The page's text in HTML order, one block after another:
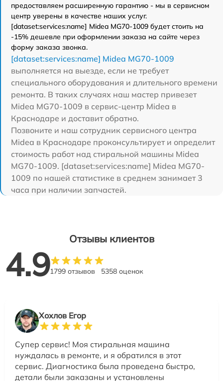
предоставляем расширенную гарантию - мы в сервисном
центр уверены в качестве наших услуг.
[dataset:services:name] Midea MG70-1009 будет стоить на
-15% дешевле при оформлении заказа на сайте через
форму заказа звонка.
[dataset:services:name] Midea MG70-1009
выполняется на выезде, если не требует
специального оборудования и длительного времени
ремонта. В таких случаях наш мастер привезет
Midea MG70-1009 в сервис-центр Midea в
Краснодаре и доставит обратно.
Позвоните и наш сотрудник сервисного центра
Midea в Краснодаре проконсультирует и определит
стоимость работ над стиральной машины Midea
MG70-1009. [dataset:services:name] Midea MG70-
1009 по нашей статистике в среднем занимает 3
часа при наличии запчастей.
Отзывы клиентов
4.91799 отзывов 5358 оценок
Хохлов Егор
Супер сервис! Моя стиральная машина
нуждалась в ремонте, и я обратился в этот
сервис. Диагностика была проведена быстро,
детали были заказаны и установлены